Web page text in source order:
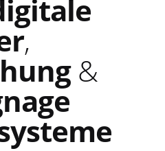
,
&